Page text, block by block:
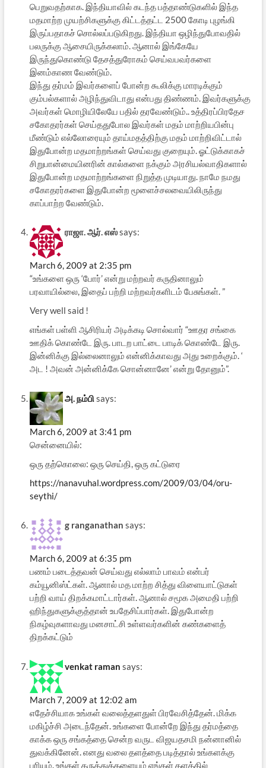
பெறுவதற்காக. இந்தியாவில் கடந்த பத்தாண்டுகளில் இந்த
மதமாற்ற முயற்சிகளுக்கு கிட்டத்தட்ட 2500 கோடி புழங்கி
இருப்பதாகச் சொல்லப்படுகிறது. இந்தியா ஒழிந்துபோவதில்
பலருக்கு ஆசையிருக்கலாம். ஆனால் இங்கேயே
இருந்துகொண்டு தேசத்துரோகம் செய்வபவர்களை
இனம்காண வேண்டும்.
இந்து தர்மம் இவர்களைப் போன்ற கூலிக்கு மாரடிக்கும்
கும்பல்களால் அழிந்துவிடாது என்பது திண்ணம். இவர்களுக்கு
அவர்கள் மொழியிலேயே பதில் தரவேண்டும்.. உத்திரப்பிரதேச
சகோதரர்கள் செய்ததுபோல இவர்கள் மதம் மாற்றியபின்பு
மீண்டும் எல்லோரையும் தாய்மதத்திற்கு மதம் மாற்றிவிட்டால்
இதுபோன்ற மதமாற்றங்கள் செய்வது குறையும். ஓட்டுக்காகச்
சிறுபான்மையினரின் கால்களை நக்கும் அரசியல்வாதிகளால்
இதுபோன்ற மதமாற்றங்களை நிறுத்த முடியாது. நாமே நமது
சகோதரர்களை இதுபோன்ற மூளைச்சலவையிலிருந்து
காப்பாற்ற வேண்டும்.
ராஜா. ஆர். எஸ்says:
March 6, 2009 at 2:35 pm
“உங்களை ஒரு ‘போர்’ என்று மற்றவர் கருதினாலும்
பரவாயில்லை, இதைப் பற்றி மற்றவர்களிடம் பேசுங்கள். ”
Very well said !
எங்கள் பள்ளி ஆசிரியர் அடிக்கடி சொல்வார் “ஊதர சங்கை
ஊதிக் கொண்டே இரு. பாடற பாட்டை பாடிக் கொண்டே இரு.
இன்னிக்கு இல்லைனாலும் என்னிக்காவது அது உறைக்கும். ‘
அட ! அவன் அன்னிக்கே சொன்னானே’ என்று தோனும்”.
அ. நம்பிsays:
March 6, 2009 at 3:41 pm
சென்னையில்:
ஒரு தற்கொலை: ஒரு செய்தி, ஒரு கட்டுரை
https://nanavuhal.wordpress.com/2009/03/04/oru-
seythi/
g ranganathan says:
March 6, 2009 at 6:35 pm
பணம் படைத்தவன் செய்வது எல்லாம் பாவம் என்பர்
கம்யூனிஸ்ட்கள். ஆனால் மத மாற்ற சித்து விளையாட்டுகள்
பற்றி வாய் திறக்கமாட்டார்கள். ஆனால் சமூக அமைதி பற்றி
ஹிந்துகளுக்குத்தான் உபதேசிப்பார்கள். இதுபோன்ற
நிகழ்வுகளாவது மனசாட்சி உள்ளவர்களின் கண்களைத்
திறக்கட்டும்
venkat raman says:
March 7, 2009 at 12:02 am
எதேச்சியாக உங்கள் வலைத்தளதுள் பிரவேசித்தேன். மிக்க
மகிழ்ச்சி அடைந்தேன். உங்களை போன்றே இந்து தர்மத்தை
காக்க ஒரு சங்கத்தை சென்ற வருட விஜயதசமி நன்னானில்
துவக்கினேன். எனது வலை தளத்தை படித்தால் உங்களக்கு
புரியும். உங்கள் கருத்துக்களையும் எங்கள் தளத்தில்